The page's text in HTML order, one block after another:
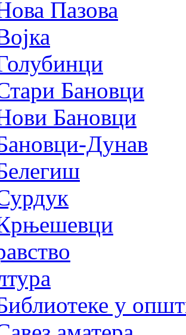
Пазова
Бановци
Бановци
Дунав
у